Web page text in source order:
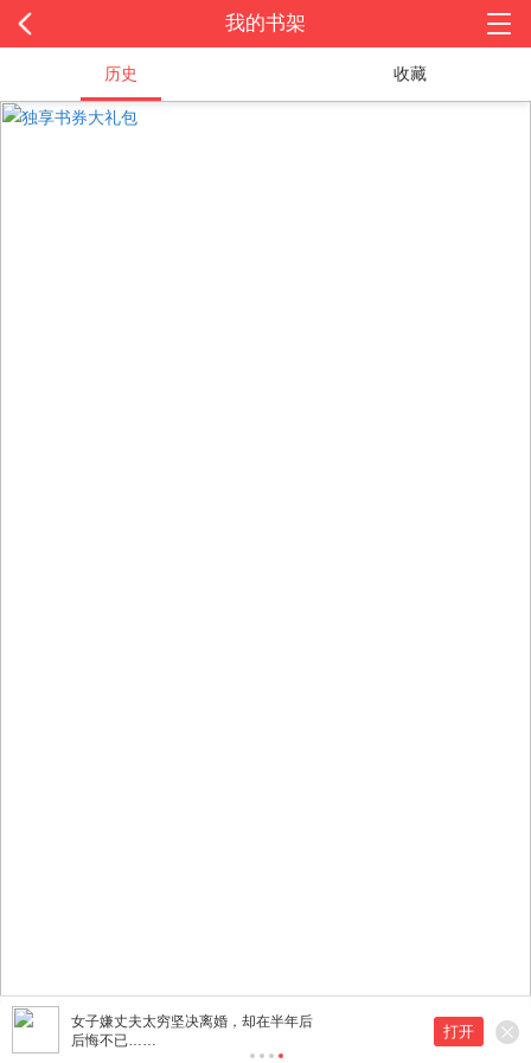
我的书架
女子嫌丈夫太穷坚决离婚，却在半年后
后悔不已……
打开
历史 收藏